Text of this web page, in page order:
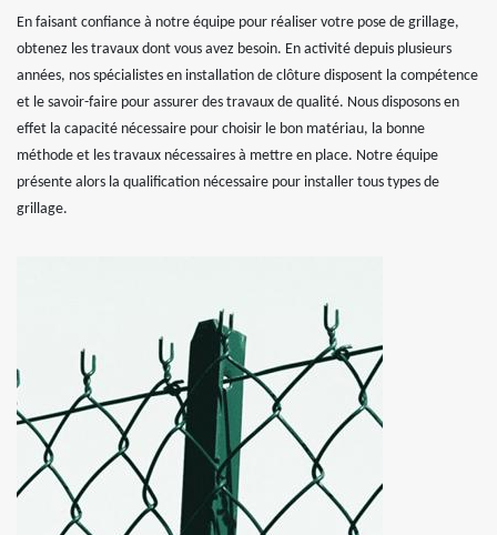
En faisant confiance à notre équipe pour réaliser votre pose de grillage,
obtenez les travaux dont vous avez besoin. En activité depuis plusieurs
années, nos spécialistes en installation de clôture disposent la compétence
et le savoir-faire pour assurer des travaux de qualité. Nous disposons en
effet la capacité nécessaire pour choisir le bon matériau, la bonne
méthode et les travaux nécessaires à mettre en place. Notre équipe
présente alors la qualification nécessaire pour installer tous types de
grillage.